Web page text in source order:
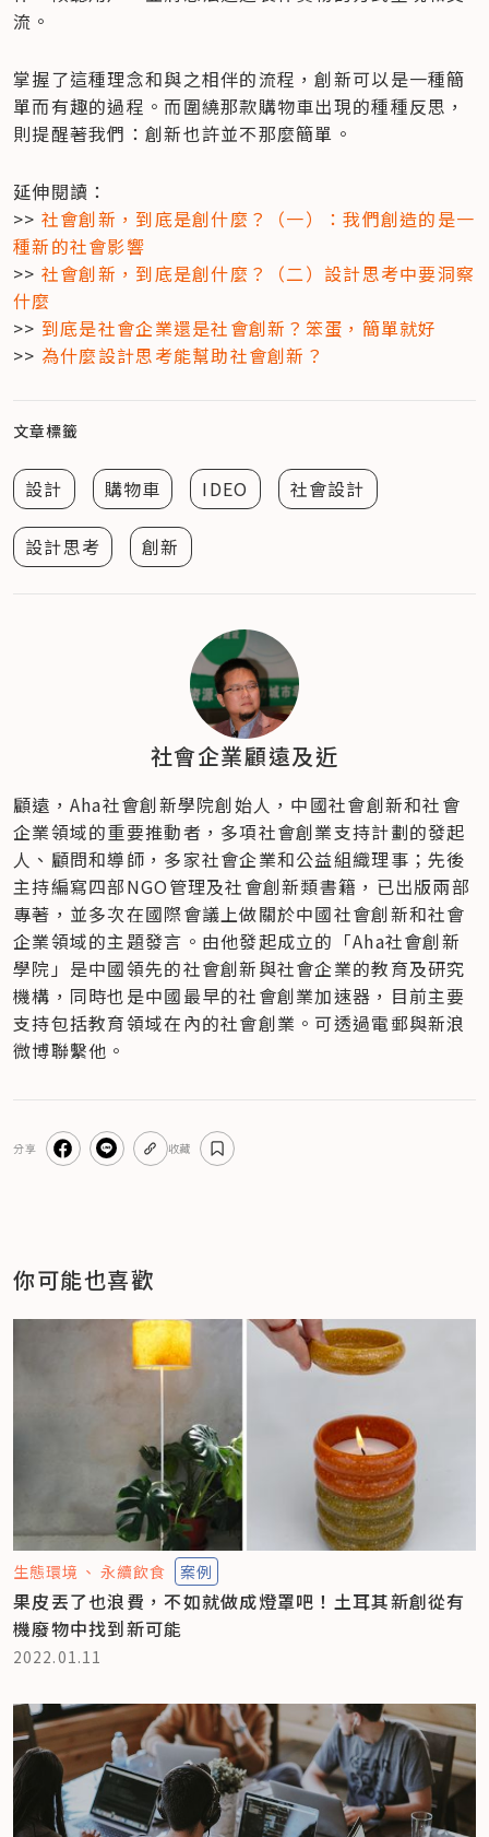
流。
掌握了這種理念和與之相伴的流程，創新可以是一種簡
單而有趣的過程。而圍繞那款購物車出現的種種反思，
則提醒著我們：創新也許並不那麼簡單。
延伸閱讀：
>> 社會創新，到底是創什麼？（一）：我們創造的是一
種新的社會影響
>> 社會創新，到底是創什麼？（二）設計思考中要洞察
什麼
>> 到底是社會企業還是社會創新？笨蛋，簡單就好
>> 為什麼設計思考能幫助社會創新？
文章標籤
設計 購物車 IDEO 社會設計
設計思考 創新
社會企業顧遠及近
顧遠，Aha社會創新學院創始人，中國社會創新和社會
企業領域的重要推動者，多項社會創業支持計劃的發起
人、顧問和導師，多家社會企業和公益組織理事；先後
主持編寫四部NGO管理及社會創新類書籍，已出版兩部
專著，並多次在國際會議上做關於中國社會創新和社會
企業領域的主題發言。由他發起成立的「Aha社會創新
學院」是中國領先的社會創新與社會企業的教育及研究
機構，同時也是中國最早的社會創業加速器，目前主要
支持包括教育領域在內的社會創業。可透過電郵與新浪
微博聯繫他。
分享 收藏
你可能也喜歡
生態環境 永續飲食 案例
果皮丟了也浪費，不如就做成燈罩吧！土耳其新創從有
機廢物中找到新可能
2022.01.11